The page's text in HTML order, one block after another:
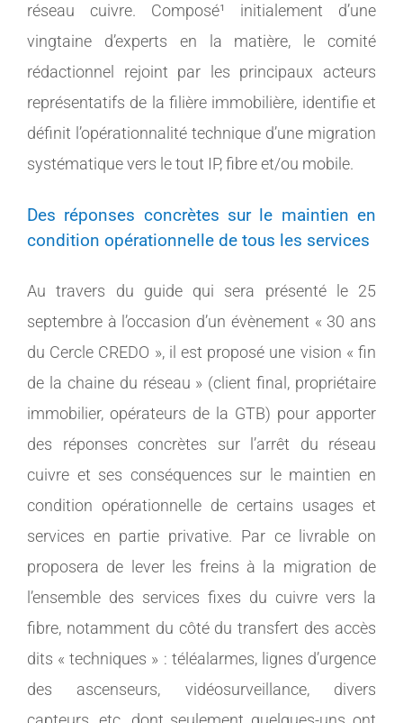
réseau cuivre. Composé¹ initialement d’une
vingtaine d’experts en la matière, le comité
rédactionnel rejoint par les principaux acteurs
représentatifs de la filière immobilière, identifie et
définit l’opérationnalité technique d’une migration
systématique vers le tout IP, fibre et/ou mobile.
Des réponses concrètes sur le maintien en
condition opérationnelle de tous les services
Au travers du guide qui sera présenté le 25
septembre à l’occasion d’un évènement « 30 ans
du Cercle CREDO », il est proposé une vision « fin
de la chaine du réseau » (client final, propriétaire
immobilier, opérateurs de la GTB) pour apporter
des réponses concrètes sur l’arrêt du réseau
cuivre et ses conséquences sur le maintien en
condition opérationnelle de certains usages et
services en partie privative. Par ce livrable on
proposera de lever les freins à la migration de
l’ensemble des services fixes du cuivre vers la
fibre, notamment du côté du transfert des accès
dits « techniques » : téléalarmes, lignes d’urgence
des ascenseurs, vidéosurveillance, divers